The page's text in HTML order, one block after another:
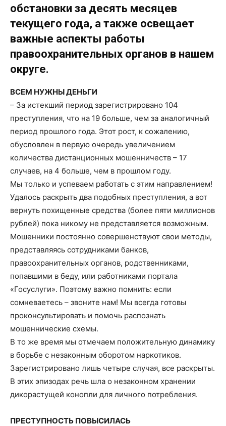
обстановки за десять месяцев
текущего года, а также освещает
важные аспекты работы
правоохранительных органов в нашем
округе.
ВСЕМ НУЖНЫ ДЕНЬГИ
– За истекший период зарегистрировано 104
преступления, что на 19 больше, чем за аналогичный
период прошлого года. Этот рост, к сожалению,
обусловлен в первую очередь увеличением
количества дистанционных мошенничеств – 17
случаев, на 4 больше, чем в прошлом году.
Мы только и успеваем работать с этим направлением!
Удалось раскрыть два подобных преступления, а вот
вернуть похищенные средства (более пяти миллионов
рублей) пока никому не представляется возможным.
Мошенники постоянно совершенствуют свои методы,
представляясь сотрудниками банков,
правоохранительных органов, родственниками,
попавшими в беду, или работниками портала
«Госуслуги». Поэтому важно помнить: если
сомневаетесь – звоните нам! Мы всегда готовы
проконсультировать и помочь распознать
мошеннические схемы.
В то же время мы отмечаем положительную динамику
в борьбе с незаконным оборотом наркотиков.
Зарегистрировано лишь четыре случая, все раскрыты.
В этих эпизодах речь шла о незаконном хранении
дикорастущей конопли для личного потребления.
ПРЕСТУПНОСТЬ ПОВЫСИЛАСЬ